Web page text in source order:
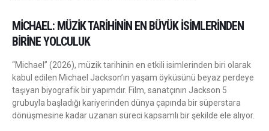
MICHAEL: MÜZIK TARIHININ EN BÜYÜK İSIMLERINDEN
BIRINE YOLCULUK
“Michael” (2026), müzik tarihinin en etkili isimlerinden biri olarak
kabul edilen Michael Jackson’ın yaşam öyküsünü beyaz perdeye
taşıyan biyografik bir yapımdır. Film, sanatçının Jackson 5
grubuyla başladığı kariyerinden dünya çapında bir süperstara
dönüşmesine kadar uzanan süreci kapsamlı bir şekilde ele alıyor.